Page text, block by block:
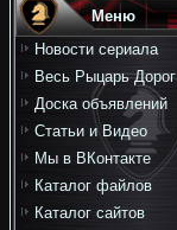
Меню
Новости сериала
Весь Рыцарь Дорог
Доска объявлений
Статьи и Видео
Мы в ВКонтакте
Каталог файлов
Каталог сайтов